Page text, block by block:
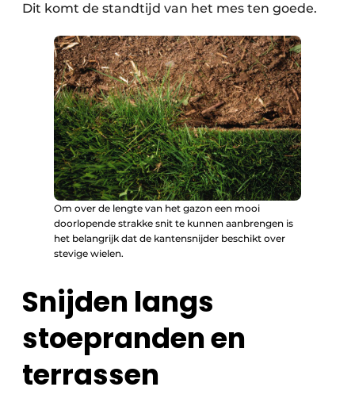
Dit komt de standtijd van het mes ten goede.
Om over de lengte van het gazon een mooi
doorlopende strakke snit te kunnen aanbrengen is
het belangrijk dat de kantensnijder beschikt over
stevige wielen.
Snijden langs
stoepranden en
terrassen